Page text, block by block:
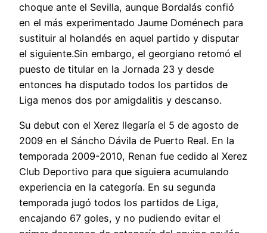
choque ante el Sevilla, aunque Bordalás confió
en el más experimentado Jaume Doménech para
sustituir al holandés en aquel partido y disputar
el siguiente.Sin embargo, el georgiano retomó el
puesto de titular en la Jornada 23 y desde
entonces ha disputado todos los partidos de
Liga menos dos por amigdalitis y descanso.
Su debut con el Xerez llegaría el 5 de agosto de
2009 en el Sáncho Dávila de Puerto Real. En la
temporada 2009-2010, Renan fue cedido al Xerez
Club Deportivo para que siguiera acumulando
experiencia en la categoría. En su segunda
temporada jugó todos los partidos de Liga,
encajando 67 goles, y no pudiendo evitar el